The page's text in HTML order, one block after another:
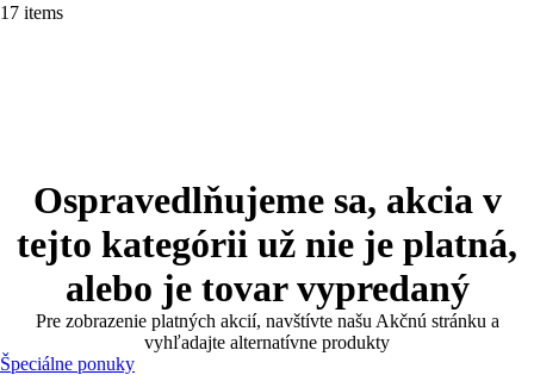
17 items
Ospravedlňujeme sa, akcia v
tejto kategórii už nie je platná,
alebo je tovar vypredaný
Pre zobrazenie platných akcií, navštívte našu Akčnú stránku a
vyhľadajte alternatívne produkty
Špeciálne ponuky